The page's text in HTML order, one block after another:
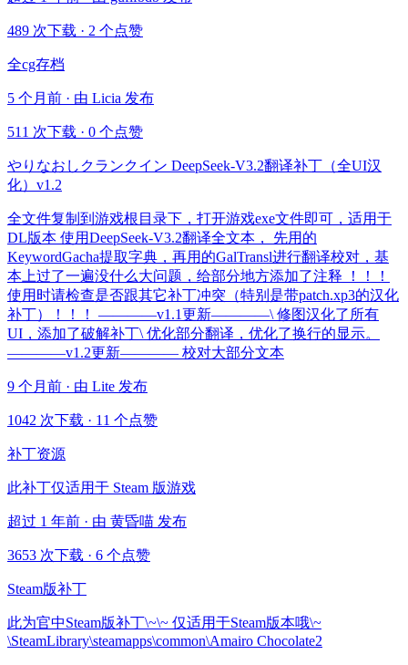
489 次下载 · 2 个点赞
全cg存档
5 个月前 · 由 Licia 发布
511 次下载 · 0 个点赞
やりなおしクランクイン DeepSeek-V3.2翻译补丁（全UI汉
化）v1.2
全文件复制到游戏根目录下，打开游戏exe文件即可，适用于
DL版本 使用DeepSeek-V3.2翻译全文本， 先用的
KeywordGacha提取字典，再用的GalTransl进行翻译校对，基
本上过了一遍没什么大问题，给部分地方添加了注释 ！！！
使用时请检查是否跟其它补丁冲突（特别是带patch.xp3的汉化
补丁）！！！ ————v1.1更新————\ 修图汉化了所有
UI，添加了破解补丁\ 优化部分翻译，优化了换行的显示。
————v1.2更新———— 校对大部分文本
9 个月前 · 由 Lite 发布
1042 次下载 · 11 个点赞
补丁资源
此补丁仅适用于 Steam 版游戏
超过 1 年前 · 由 黄昏喵 发布
3653 次下载 · 6 个点赞
Steam版补丁
此为官中Steam版补丁\~\~ 仅适用于Steam版本哦\~
\SteamLibrary\steamapps\common\Amairo Chocolate2